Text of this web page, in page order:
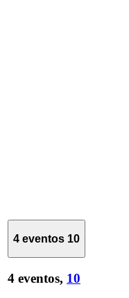
4 eventos 10
4 eventos, 10